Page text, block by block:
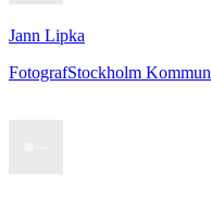
Jann Lipka
FotografStockholm Kommun